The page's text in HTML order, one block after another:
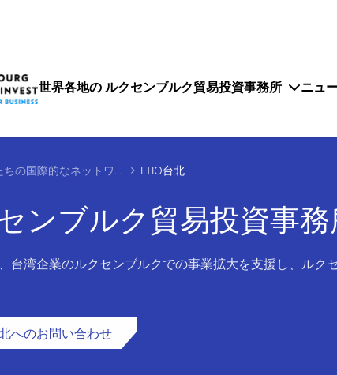
世界各地の ルクセンブルク貿易投資事務所 ニュ
私たちの国際的なネットワーク LTIO台北
ンブルク貿易投資事務
台湾企業のルクセンブルクでの事業拡大を支援し、ルク
へのお問い合わせ